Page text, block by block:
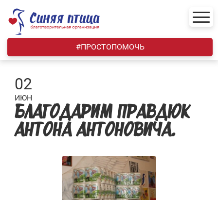
content
#ПРОСТОПОМОЧЬ
02
ИЮН
БЛАГОДАРИМ ПРАВДЮК
АНТОНА АНТОНОВИЧА.